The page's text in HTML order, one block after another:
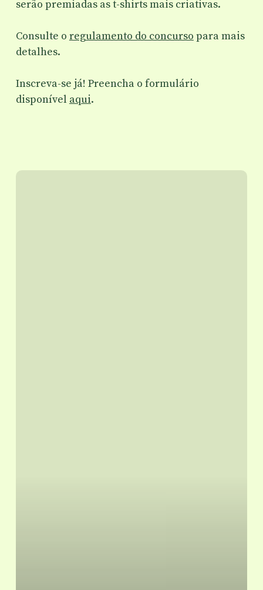
serão premiadas as t-shirts mais criativas.
Consulte o regulamento do concurso para mais
detalhes.
Inscreva-se já! Preencha o formulário
disponível aqui.